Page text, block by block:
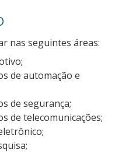
nas seguintes áreas:
de automação e
de segurança;
de telecomunicações;